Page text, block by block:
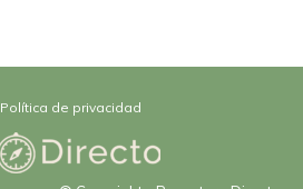
Política de privacidad